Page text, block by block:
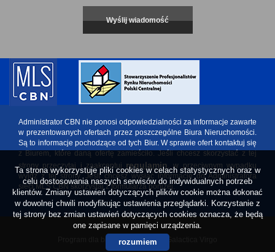
Administrator CBN nie ponosi odpowiedzialności za informacje zawarte
w prezentowanych ofertach przez poszczególne Biura Nieruchomości.
Są to informacje pochodzące od tych Biur. W sprawie ofert kontaktuj się
z Biurem, które daną ofertę zamieściło. Jeśli chcesz skorzystać z tej
strony przeczytaj i zaakceptuj regulamin, w przeciwnym wypadku
wyjdź z tej strony. Jeśli chcesz wysłać informację do Administratora
sieci MLS CBN skorzystaj z formularza poniżej.
Program dla biur nieruchomości
Ta strona wykorzystuje pliki cookies w celach statystycznych oraz w
celu dostosowania naszych serwisów do indywidualnych potrzeb
klientów. Zmiany ustawień dotyczących plików cookie można dokonać
w dowolnej chwili modyfikując ustawienia przeglądarki. Korzystanie z
tej strony bez zmian ustawień dotyczących cookies oznacza, że będą
one zapisane w pamięci urządzenia.
rozumiem